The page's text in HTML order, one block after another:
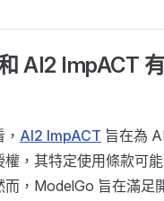
AI2 ImpACT
AI2 ImpACT 旨在為
權，其特定使用條款可
而，ModelGo 旨在滿足